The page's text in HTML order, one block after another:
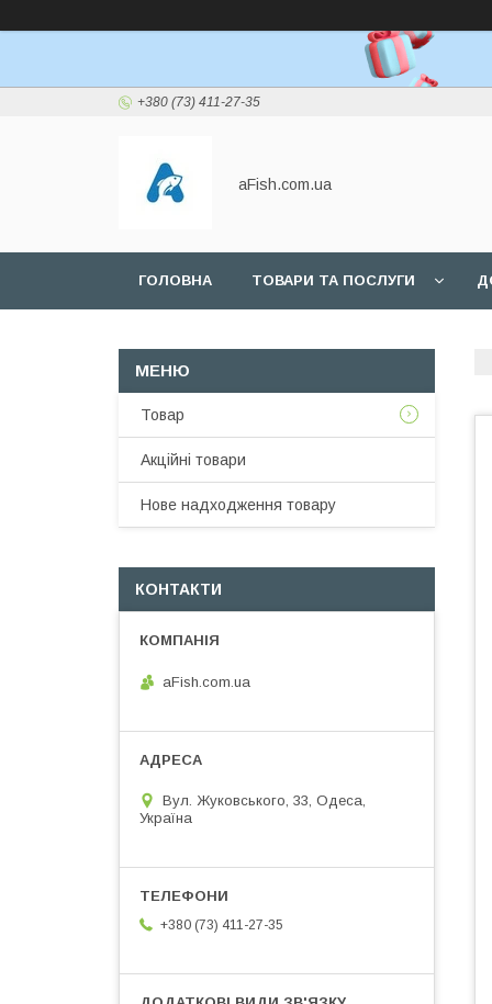
+380 (73) 411-27-35
aFish.com.ua
ГОЛОВНА ТОВАРИ ТА ПОСЛУГИ
Товар
Акційні товари
Нове надходження товару
КОНТАКТИ
aFish.com.ua
Вул. Жуковського, 33, Одеса,
Україна
+380 (73) 411-27-35